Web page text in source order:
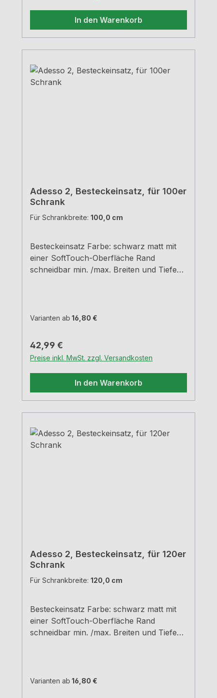
In den Warenkorb
Adesso 2, Besteckeinsatz, für 100er
Schrank
Für Schrankbreite: 100,0 cm
Besteckeinsatz Farbe: schwarz matt mit
einer SoftTouch-Oberfläche Rand
schneidbar min. /max. Breiten und Tiefen
Varianten ab 16,80 €
Regulärer Preis:
42,99 €
Preise inkl. MwSt. zzgl. Versandkosten
In den Warenkorb
Adesso 2, Besteckeinsatz, für 120er
Schrank
Für Schrankbreite: 120,0 cm
Besteckeinsatz Farbe: schwarz matt mit
einer SoftTouch-Oberfläche Rand
schneidbar min. /max. Breiten und Tiefen
Varianten ab 16,80 €